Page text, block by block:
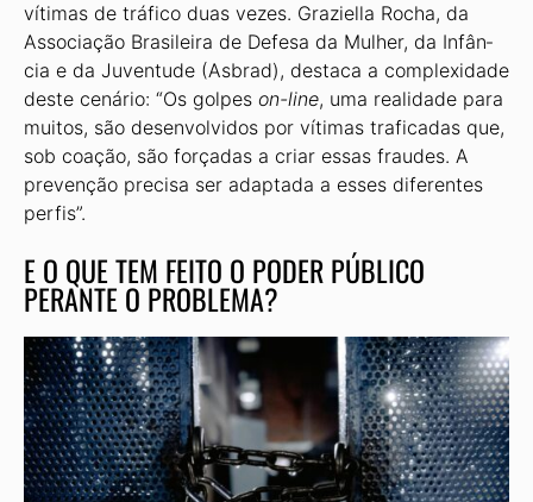
vítimas de tráfico duas vezes. Graziella Rocha, da
Associação Bra­sileira de Defesa da Mulher, da Infân­
cia e da Juventude (Asbrad), destaca a complexidade
deste cenário: “Os golpes on-line, uma realidade para
muitos, são desenvolvidos por vítimas traficadas que,
sob coação, são forçadas a criar essas fraudes. A
prevenção precisa ser adaptada a esses diferentes
perfis”.
E O QUE TEM FEITO O PODER PÚBLICO
PERANTE O PROBLEMA?